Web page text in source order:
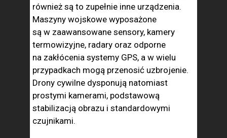
również są to zupełnie inne urządzenia.
Maszyny wojskowe wyposażone
są w zaawansowane sensory, kamery
termowizyjne, radary oraz odporne
na zakłócenia systemy GPS, a w wielu
przypadkach mogą przenosić uzbrojenie.
Drony cywilne dysponują natomiast
prostymi kamerami, podstawową
stabilizacją obrazu i standardowymi
czujnikami.